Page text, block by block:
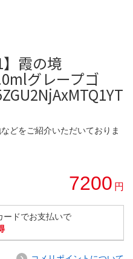
霞の境
グレープゴ
どをご紹介いただいておりま
7200 円
ードでお支払いで